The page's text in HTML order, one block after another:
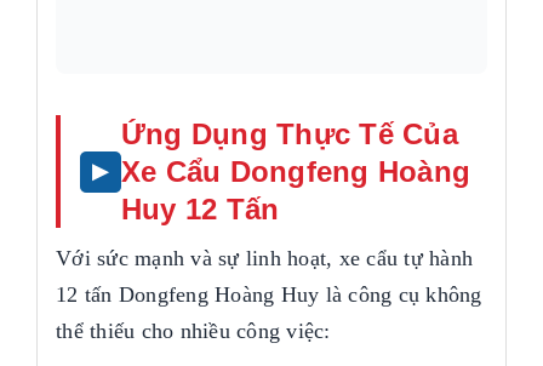
Ứng Dụng Thực Tế Của
Xe Cẩu Dongfeng Hoàng
Huy 12 Tấn
Với sức mạnh và sự linh hoạt, xe cẩu tự hành
12 tấn Dongfeng Hoàng Huy là công cụ không
thể thiếu cho nhiều công việc: